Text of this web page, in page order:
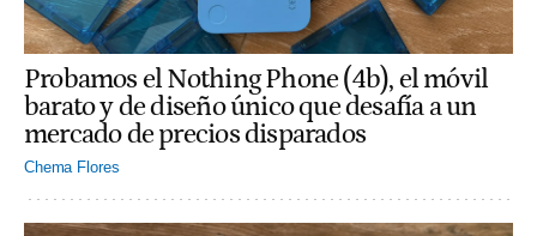
Probamos el Nothing Phone (4b), el móvil
barato y de diseño único que desafía a un
mercado de precios disparados
Chema Flores